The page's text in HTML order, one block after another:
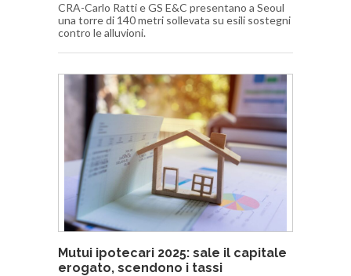
CRA-Carlo Ratti e GS E&C presentano a Seoul
una torre di 140 metri sollevata su esili sostegni
contro le alluvioni.
Mutui ipotecari 2025: sale il capitale
erogato, scendono i tassi